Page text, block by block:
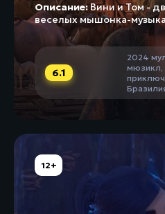
Описание:Вини и Том -
веселых мышонка-
обожают выступать на
они оказываются в доме
всемирного потопа и
6.1
2024
мюзикл,
12+